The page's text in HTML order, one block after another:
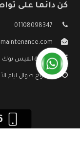
كن دائما على
01108098347
صفحة الفيس بوك
مفتوح طوال ايام